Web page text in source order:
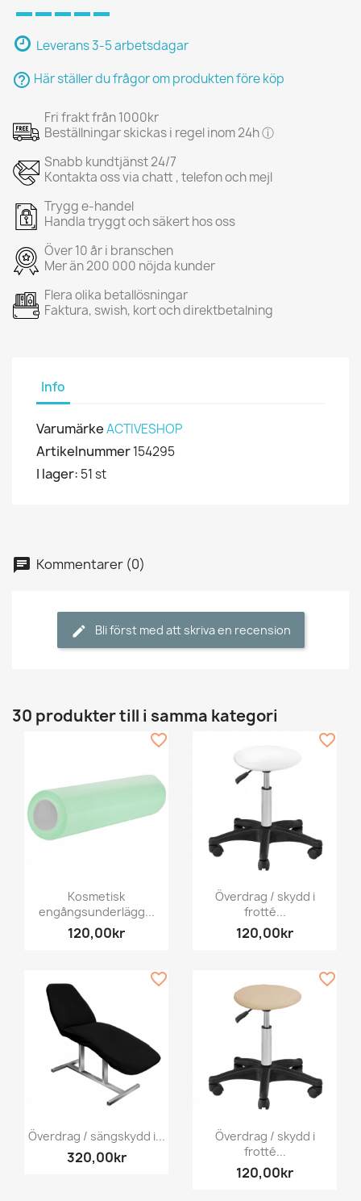
Leverans 3-5 arbetsdagar
help_outline Här ställer du frågor om produkten före köp
Fri frakt från 1000kr
Beställningar skickas i regel inom 24h ⓘ
Snabb kundtjänst 24/7
Kontakta oss via chatt , telefon och mejl
Trygg e-handel
Handla tryggt och säkert hos oss
Över 10 år i branschen
Mer än 200 000 nöjda kunder
Flera olika betallösningar
Faktura, swish, kort och direktbetalning
Info
VarumärkeACTIVESHOP
Artikelnummer154295
I lager: 51 st
Kommentarer (0)
Bli först med att skriva en recension
30 produkter till i samma kategori
Kosmetisk
engångsunderlägg...
120,00kr
favorite_border
Överdrag / skydd i
frotté...
120,00kr
favorite_border
Överdrag / sängskydd i...
320,00kr
favorite_border
Överdrag / skydd i
frotté...
120,00kr
favorite_border